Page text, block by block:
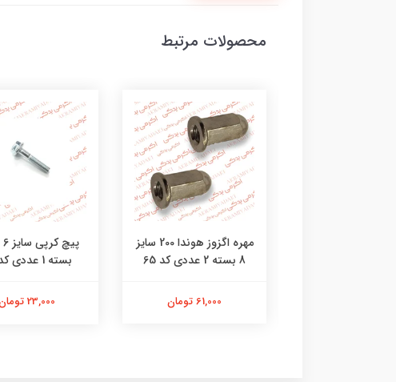
محصولات مرتبط
مهره اگزوز هوندا 200 سایز
8 بسته 2 عددی کد 65
61,000 تومان
بسته 1 عددی کد 47
23,000 تومان